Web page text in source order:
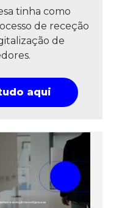
tinha como
de receção
de
aqui